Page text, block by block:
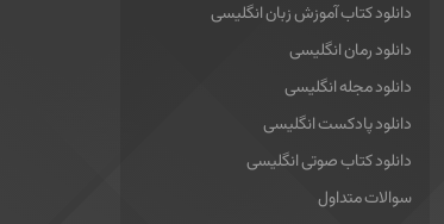
دانلود کتاب آموزش زبان انگلیسی
دانلود رمان انگلیسی
دانلود مجله انگلیسی
دانلود پادکست انگلیسی
دانلود کتاب صوتی انگلیسی
سوالات متداول